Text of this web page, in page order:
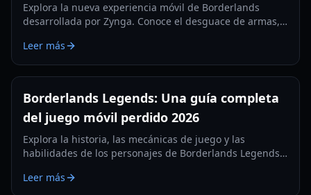
Explora la nueva experiencia móvil de Borderlands
desarrollada por Zynga. Conoce el desguace de armas,
primera persona en nuestra guía de 2026.
Leer más
Borderlands Legends: Una guía completa
del juego móvil perdido 2026
Explora la historia, las mecánicas de juego y las
habilidades de los personajes de Borderlands Legends,
cómo acceder a esta joya perdida en 2026.
Leer más